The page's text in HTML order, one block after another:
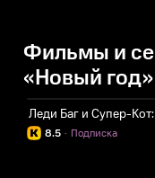
Фильмы и
«Новый год»
8.5 Подписка
·